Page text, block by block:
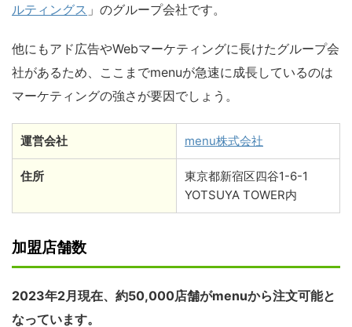
ルティングス 」のグループ会社です。
他にもアド広告やWebマーケティングに長けたグループ会
社があるため、ここまでmenuが急速に成長しているのは
マーケティングの強さが要因でしょう。
運営会社 menu株式会社
住所
東京都新宿区四谷1-6-1
YOTSUYA TOWER内
加盟店舗数
2023年2月現在、約50,000店舗がmenuから注文可能と
なっています。